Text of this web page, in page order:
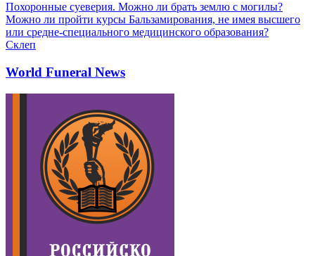
Похоронные суеверия. Можно ли брать землю с могилы?
Можно ли пройти курсы Бальзамирования, не имея высшего
или средне-специального медицинского образования?
Склеп
World Funeral News